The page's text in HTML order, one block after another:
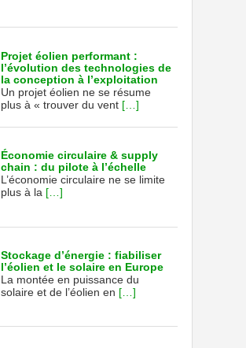
Projet éolien performant :
l’évolution des technologies de
la conception à l’exploitation
Un projet éolien ne se résume
plus à « trouver du vent […]
Économie circulaire & supply
chain : du pilote à l’échelle
L’économie circulaire ne se limite
plus à la […]
Stockage d’énergie : fiabiliser
l’éolien et le solaire en Europe
La montée en puissance du
solaire et de l’éolien en […]